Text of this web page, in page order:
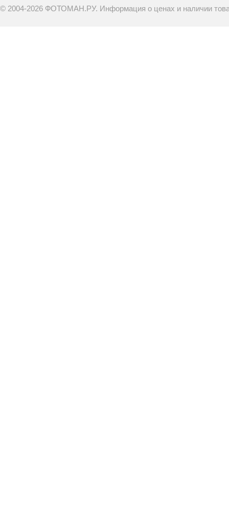
© 2004-2026 ФОТОМАН.РУ. Информация о ценах и наличии